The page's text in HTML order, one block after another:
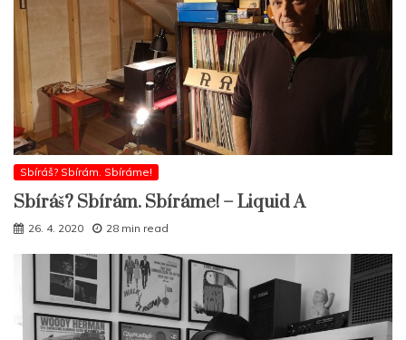
Sbíráš? Sbírám. Sbíráme!
Sbíráš? Sbírám. Sbíráme! – Liquid A
26. 4. 2020 28 min read